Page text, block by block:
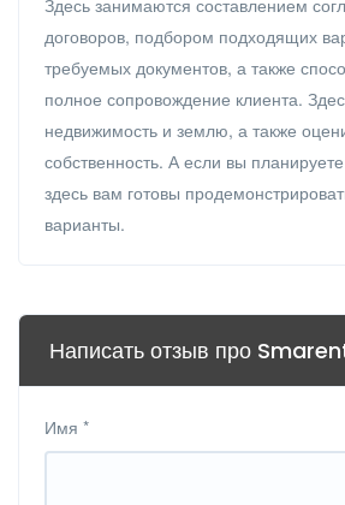
Здесь занимаются составлением
договоров, подбором подходящих
требуемых документов, а также
полное сопровождение клиента.
недвижимость и землю, а также
собственность. А если вы
здесь вам готовы
варианты.
Написать отзыв про
Имя *